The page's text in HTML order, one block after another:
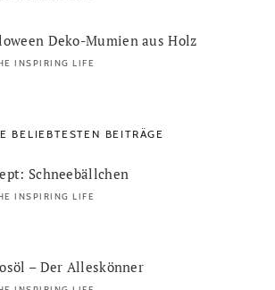
Deko-Mumien aus Holz
INSPIRING LIFE
BELIEBTESTEN BEITRÄGE
Schneebällchen
INSPIRING LIFE
– Der Alleskönner